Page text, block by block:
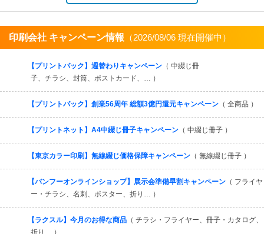
印刷会社 キャンペーン情報 （2026/08/06 現在開催中）
【プリントパック】週替わりキャンペーン （ 中綴じ冊
子、チラシ、封筒、ポストカード、… ）
【プリントパック】創業56周年 総額3億円還元キャンペーン （ 全商品 ）
【プリントネット】A4中綴じ冊子キャンペーン （ 中綴じ冊子 ）
【東京カラー印刷】無線綴じ価格保障キャンペーン （ 無線綴じ冊子 ）
【バンフーオンラインショップ】展示会準備早割キャンペーン （ フライヤ
ー・チラシ、名刺、ポスター、折り… ）
【ラクスル】今月のお得な商品 （ チラシ・フライヤー、冊子・カタログ、
折り… ）